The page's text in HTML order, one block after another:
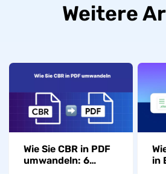
Weitere
Wie Sie CBR in PDF
umwandeln: 6
in